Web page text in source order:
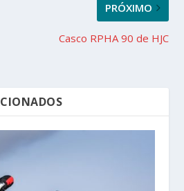
PRÓXIMO
Casco RPHA 90 de HJC